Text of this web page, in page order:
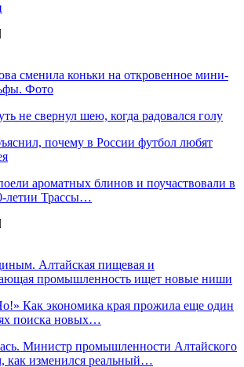
сменила коньки на откровенное мини-
Фото
не свернул шею, когда радовался голу
почему в России футбол любят
ароматных блинов и поучаствовали в
летии Трассы…
Алтайская пищевая и
промышленность ищет новые ниши
Как экономика края прожила еще один
поиска новых…
Министр промышленности Алтайского
как изменился реальный…